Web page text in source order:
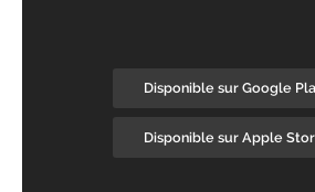
Disponible sur Google
Disponible sur Apple